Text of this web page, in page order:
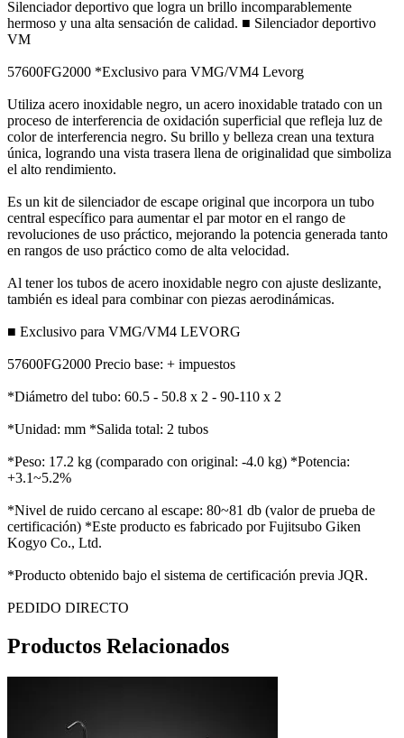
Silenciador deportivo que logra un brillo incomparablemente
hermoso y una alta sensación de calidad. ■ Silenciador deportivo
VM
57600FG2000 *Exclusivo para VMG/VM4 Levorg
Utiliza acero inoxidable negro, un acero inoxidable tratado con un
proceso de interferencia de oxidación superficial que refleja luz de
color de interferencia negro. Su brillo y belleza crean una textura
única, logrando una vista trasera llena de originalidad que simboliza
el alto rendimiento.
Es un kit de silenciador de escape original que incorpora un tubo
central específico para aumentar el par motor en el rango de
revoluciones de uso práctico, mejorando la potencia generada tanto
en rangos de uso práctico como de alta velocidad.
Al tener los tubos de acero inoxidable negro con ajuste deslizante,
también es ideal para combinar con piezas aerodinámicas.
■ Exclusivo para VMG/VM4 LEVORG
57600FG2000 Precio base: + impuestos
*Diámetro del tubo: 60.5 - 50.8 x 2 - 90-110 x 2
*Unidad: mm *Salida total: 2 tubos
*Peso: 17.2 kg (comparado con original: -4.0 kg) *Potencia:
+3.1~5.2%
*Nivel de ruido cercano al escape: 80~81 db (valor de prueba de
certificación) *Este producto es fabricado por Fujitsubo Giken
Kogyo Co., Ltd.
*Producto obtenido bajo el sistema de certificación previa JQR.
PEDIDO DIRECTO
Productos Relacionados